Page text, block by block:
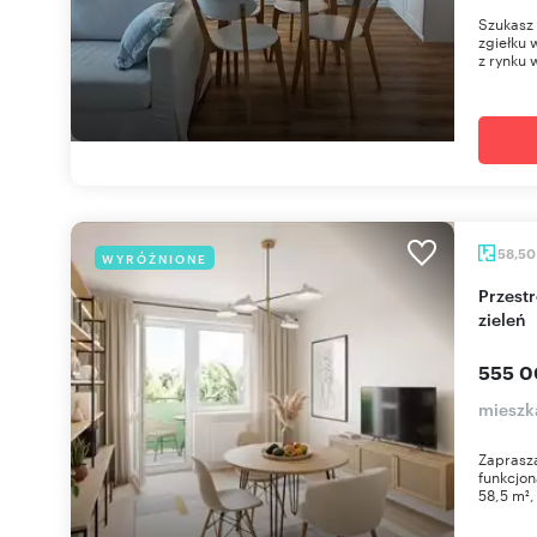
zgiełku
z rynku
WYRÓŻNIONE 58,50
Przestronne 3 pokoje z loggią i widokiem na
zieleń
555
58,5